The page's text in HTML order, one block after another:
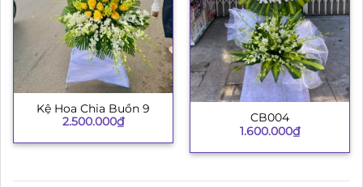
Kệ Hoa Chia Buồn 9
2.500.000₫
CB004
1.600.000₫